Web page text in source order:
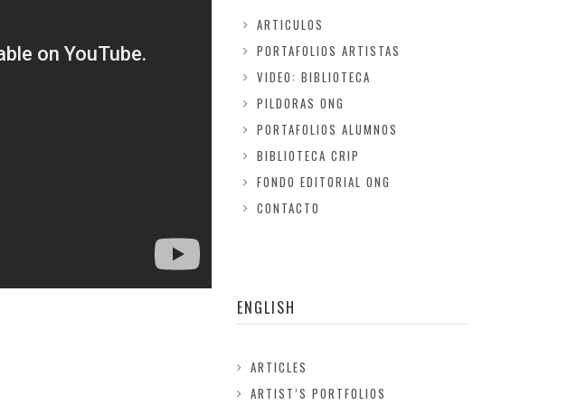
ARTICULOS
PORTAFOLIOS ARTISTAS
VIDEO: BIBLIOTECA
PILDORAS ONG
PORTAFOLIOS ALUMNOS
BIBLIOTECA CRIP
FONDO EDITORIAL ONG
CONTACTO
ENGLISH
ARTICLES
ARTIST’S PORTFOLIOS